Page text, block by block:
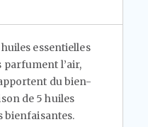
essentielles
parfument l’air,
du bien-
de 5 huiles
bienfaisantes.